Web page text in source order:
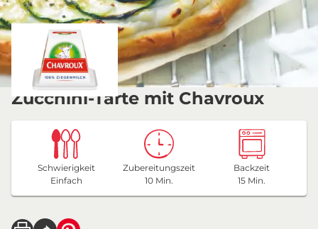
Zucchini-Tarte mit Chavroux
Schwierigkeit
Einfach
Zubereitungszeit
10 Min.
Backzeit
15 Min.